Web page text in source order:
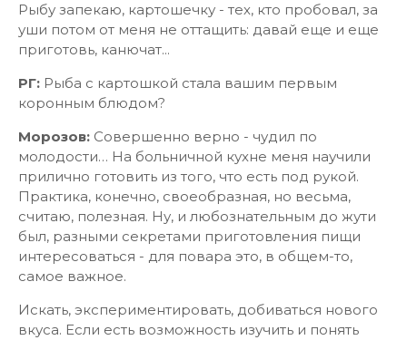
Рыбу запекаю, картошечку - тех, кто пробовал, за
уши потом от меня не оттащить: давай еще и еще
приготовь, канючат...
РГ: Рыба с картошкой стала вашим первым
коронным блюдом?
Морозов: Совершенно верно - чудил по
молодости… На больничной кухне меня научили
прилично готовить из того, что есть под рукой.
Практика, конечно, своеобразная, но весьма,
считаю, полезная. Ну, и любознательным до жути
был, разными секретами приготовления пищи
интересоваться - для повара это, в общем-то,
самое важное.
Искать, экспериментировать, добиваться нового
вкуса. Если есть возможность изучить и понять